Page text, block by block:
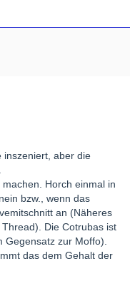
inszeniert, aber die
Horch einmal in
bzw., wenn das
an (Näheres
Die Cotrubas ist
zur Moffo).
das dem Gehalt der